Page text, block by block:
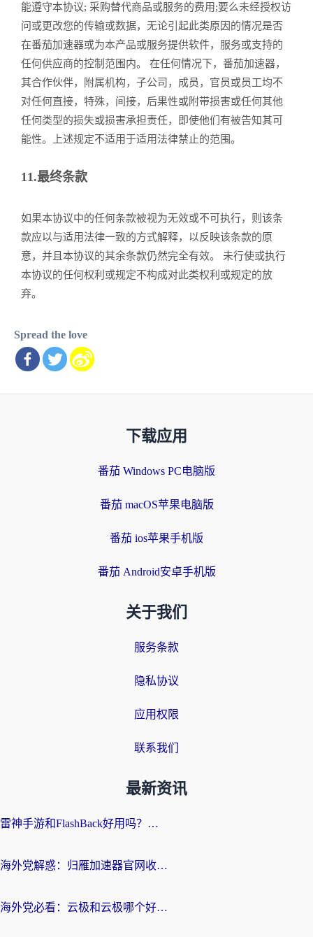
能遵守本协议; 采购替代商品或服务的费用;要么未经授权访
问或更改您的传输或数据，无论引起此类原因的情况是否
在番茄加速器或为本产品或服务提供软件，服务或支持的
任何供应商的控制范围内。 在任何情况下，番茄加速器，
其合作伙伴，附属机构，子公司，成员，官员或员工均不
对任何直接，特殊，间接，后果性或附带损害或任何其他
任何类型的损失或损害承担责任，即使他们有被告知其可
能性。上述规定不适用于适用法律禁止的范围。
11.最终条款
如果本协议中的任何条款被视为无效或不可执行，则该条
款应以与适用法律一致的方式解释，以反映该条款的原
意，并且本协议的其余条款仍然完全有效。 未行使或执行
本协议的任何权利或规定不构成对此类权利或规定的放
弃。
Spread the love
下载应用
番茄 Windows PC电脑版
番茄 macOS苹果电脑版
番茄 ios苹果手机版
番茄 Android安卓手机版
关于我们
服务条款
隐私协议
应用权限
联系我们
最新资讯
雷神手游和FlashBack好用吗？海外党亲测指南，避开破解版坑轻松访问国内资源
海外党解惑：归雁加速器官网收费吗？+3个回国加速问题的真实答案
海外党必看：云极和云极哪个好？3分钟选对回国加速器，无缝访问国内资源